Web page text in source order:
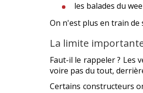
les balades du
On n'est plus en train de
La limite
Faut-il le rappeler ? Les
voire pas du tout,
Certains constructeurs